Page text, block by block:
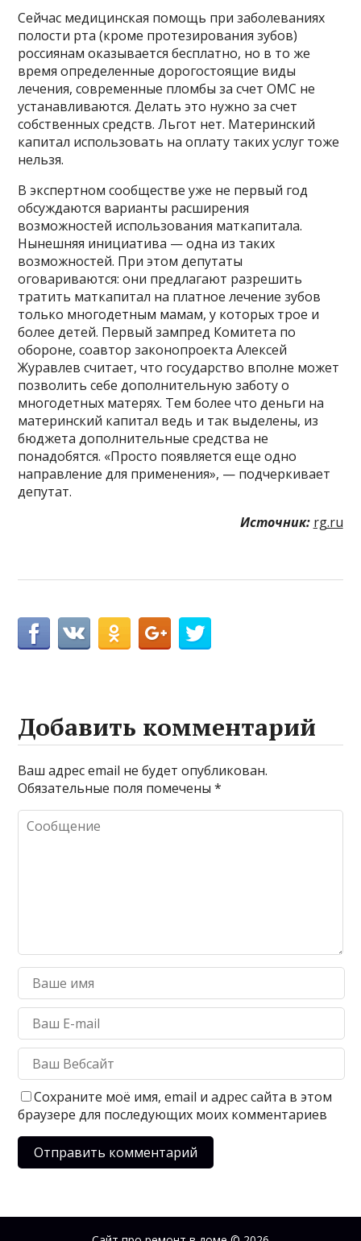
Сейчас медицинская помощь при заболеваниях
полости рта (кроме протезирования зубов)
россиянам оказывается бесплатно, но в то же
время определенные дорогостоящие виды
лечения, современные пломбы за счет ОМС не
устанавливаются. Делать это нужно за счет
собственных средств. Льгот нет. Материнский
капитал использовать на оплату таких услуг тоже
нельзя.
В экспертном сообществе уже не первый год
обсуждаются варианты расширения
возможностей использования маткапитала.
Нынешняя инициатива — одна из таких
возможностей. При этом депутаты
оговариваются: они предлагают разрешить
тратить маткапитал на платное лечение зубов
только многодетным мамам, у которых трое и
более детей. Первый зампред Комитета по
обороне, соавтор законопроекта Алексей
Журавлев считает, что государство вполне может
позволить себе дополнительную заботу о
многодетных матерях. Тем более что деньги на
материнский капитал ведь и так выделены, из
бюджета дополнительные средства не
понадобятся. «Просто появляется еще одно
направление для применения», — подчеркивает
депутат.
Источник: rg.ru
Добавить комментарий
Ваш адрес email не будет опубликован.
Обязательные поля помечены*
Сохраните моё имя, email и адрес сайта в этом
браузере для последующих моих комментариев